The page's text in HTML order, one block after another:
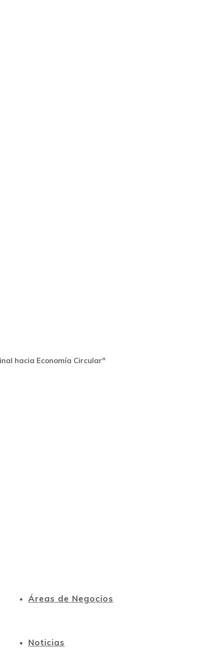
hacia Economía Circular"
Áreas de Negocios
Noticias